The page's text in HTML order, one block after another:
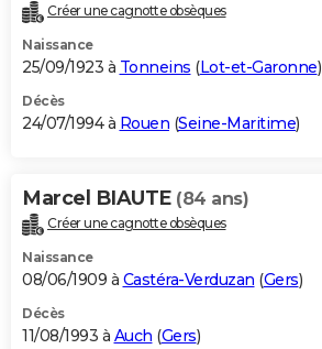
Créer une cagnotte obsèques
Naissance
25/09/1923 à Tonneins (Lot-et-Garonne)
Décès
24/07/1994 à Rouen (Seine-Maritime)
Marcel BIAUTE (84 ans)
Créer une cagnotte obsèques
Naissance
08/06/1909 à Castéra-Verduzan (Gers)
Décès
11/08/1993 à Auch (Gers)